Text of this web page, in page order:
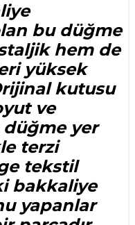
bu düğme
hem de
yüksek
kutusu
ve
düğme yer
terzi
tekstil
bakkaliye
yapanlar